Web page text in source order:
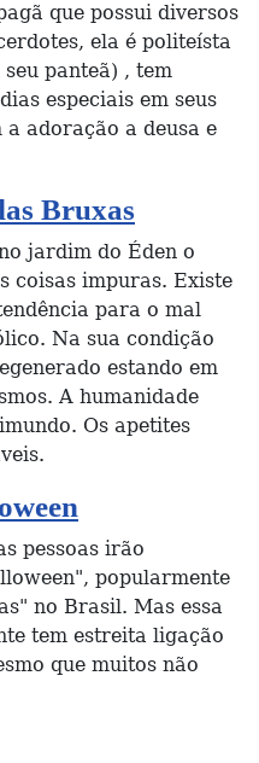
que possui diversos
ela é politeísta
seu panteã) , tem
especiais em seus
adoração a deusa e
Bruxas
jardim do Éden o
coisas impuras. Existe
para o mal
Na sua condição
estando em
A humanidade
Os apetites
pessoas irão
popularmente
no Brasil. Mas essa
tem estreita ligação
que muitos não